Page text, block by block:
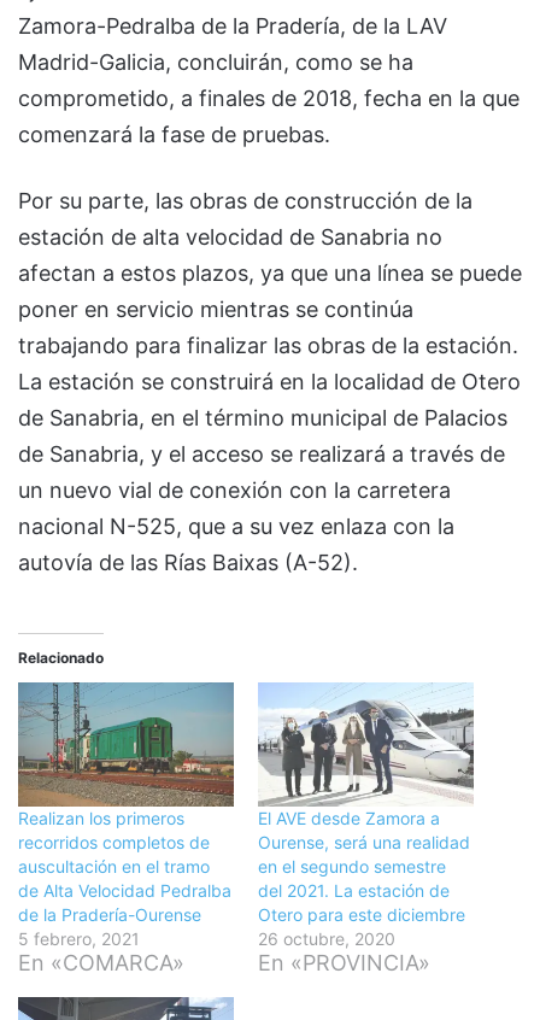
Zamora-Pedralba de la Pradería, de la LAV
Madrid-Galicia, concluirán, como se ha
comprometido, a finales de 2018, fecha en la que
comenzará la fase de pruebas.
Por su parte, las obras de construcción de la
estación de alta velocidad de Sanabria no
afectan a estos plazos, ya que una línea se puede
poner en servicio mientras se continúa
trabajando para finalizar las obras de la estación.
La estación se construirá en la localidad de Otero
de Sanabria, en el término municipal de Palacios
de Sanabria, y el acceso se realizará a través de
un nuevo vial de conexión con la carretera
nacional N-525, que a su vez enlaza con la
autovía de las Rías Baixas (A-52).
Relacionado
Realizan los primeros
recorridos completos de
auscultación en el tramo
de Alta Velocidad Pedralba
de la Pradería-Ourense
5 febrero, 2021
En «COMARCA»
El AVE desde Zamora a
Ourense, será una realidad
en el segundo semestre
del 2021. La estación de
Otero para este diciembre
26 octubre, 2020
En «PROVINCIA»